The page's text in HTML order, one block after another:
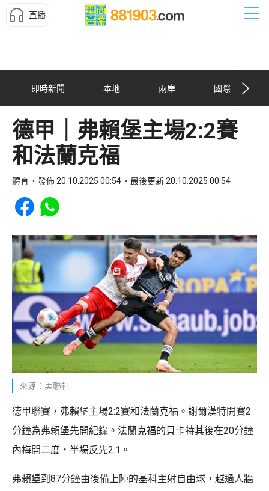
直播
即時新聞 本地 兩岸 國際
德甲｜弗賴堡主場2:2賽
和法蘭克福
體育 發佈 20.10.2025 00:54 最後更新 20.10.2025 00:54
Share to Facebook
Share to WhatsApp
來源：美聯社
德甲聯賽，弗賴堡主場2:2賽和法蘭克福。謝爾漢特開賽2
分鐘為弗賴堡先開紀錄。法蘭克福的貝卡特其後在20分鐘
內梅開二度，半場反先2:1。
弗賴堡到87分鐘由後備上陣的基科主射自由球，越過人牆